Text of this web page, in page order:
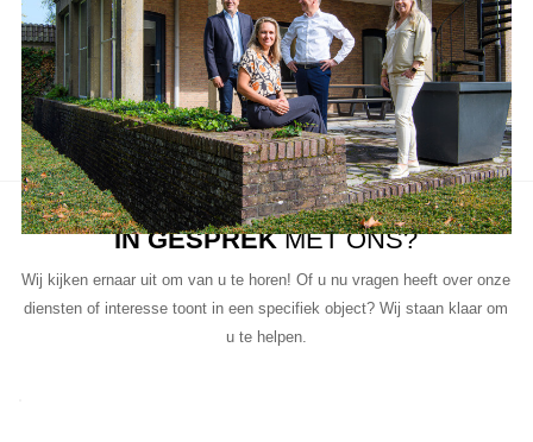
aarzel niet om contact met ons op te nemen als u vragen heeft, meer
informatie wilt of een bezichtiging wil plannen.
Ons team van vastgoedprofessionals staat klaar om u te helpen bij
elke stap van het proces.
IN GESPREKMET ONS?
Wij kijken ernaar uit om van u te horen! Of u nu vragen heeft over onze
diensten of interesse toont in een specifiek object? Wij staan klaar om
u te helpen.